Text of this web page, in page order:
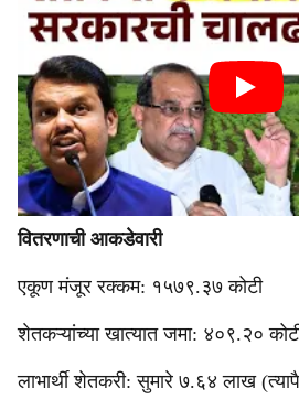
वितरणाची आकडेवारी
एकूण मंजूर रक्कम: १५७९.३७ कोटी
शेतकऱ्यांच्या खात्यात जमा: ४०९.२०
लाभार्थी शेतकरी: सुमारे ७.६४ लाख